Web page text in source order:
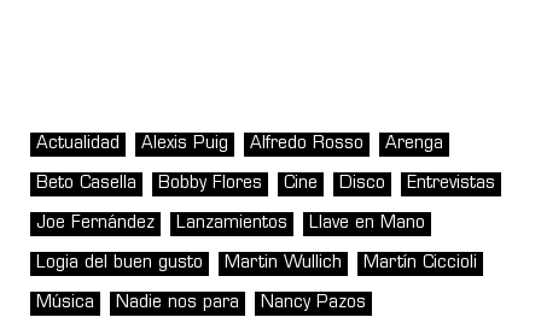
Actualidad Alexis Puig Alfredo Rosso Arenga
Beto Casella Bobby Flores Cine Disco Entrevistas
Joe Fernández Lanzamientos Llave en Mano
Logia del buen gusto Martin Wullich Martín Ciccioli
Música Nadie nos para Nancy Pazos